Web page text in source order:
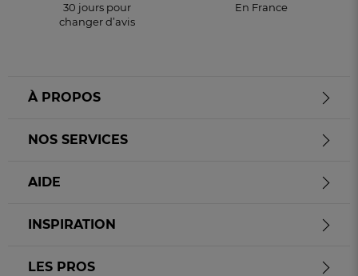
30 jours pour
changer d’avis
En France
À PROPOS
NOS SERVICES
AIDE
INSPIRATION
LES PROS